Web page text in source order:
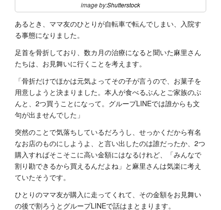
image by:Shutterstock
あるとき、ママ友のひとりが自転車で転んでしまい、入院す
る事態になりました。
足首を骨折しており、数カ月の治療になると聞いた麻里さん
たちは、お見舞いに行くことを考えます。
「骨折だけでほかは元気よってその子が言うので、お菓子を
用意しようと決まりました。本人が食べるぶんとご家族のぶ
んと、2つ買うことになって。グループLINEでは誰からも文
句が出ませんでした」
突然のことで気落ちしているだろうし、せっかくだから有名
なお店のものにしようよ、と言い出したのは誰だったか、2つ
購入すればそこそこに高い金額にはなるけれど、「みんなで
割り勘できるから買えるんだよね」と麻里さんは気楽に考え
ていたそうです。
ひとりのママ友が購入に走ってくれて、その金額をお見舞い
の後で割ろうとグループLINEで話はまとまります。